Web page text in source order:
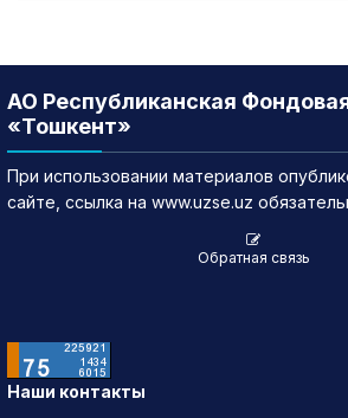
АО Республиканская
«Тошкент»
При использовании материалов
сайте, ссылка на www.uzse.uz
Обратная связь
Наши контакты